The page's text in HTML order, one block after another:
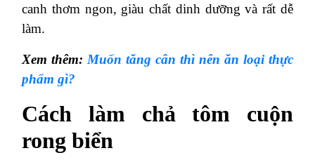
canh thơm ngon, giàu chất dinh dưỡng và rất dễ
làm.
Xem thêm: Muốn tăng cân thì nên ăn loại thực
phẩm gì?
Cách làm chả tôm cuộn
rong biển